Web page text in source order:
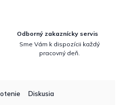
Odborný zakaznícky servis
Sme Vám k dispozícii každý
pracovný deň.
Diskusia